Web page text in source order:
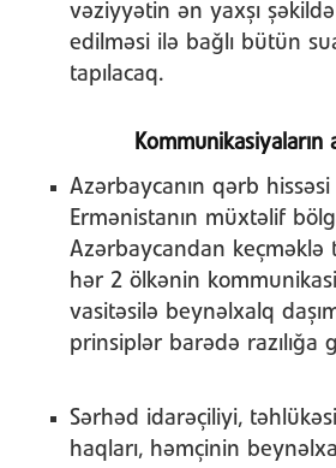
vəziyyətin ən yaxşı
edilməsi ilə bağlı bütün
tapılacaq.
Kommunikasiyaların
Azərbaycanın qərb hissəsi
Ermənistanın müxtəlif
Azərbaycandan keçməklə
hər 2 ölkənin
vasitəsilə beynəlxalq
prinsiplər barədə razılığa
Sərhəd idarəçiliyi,
haqları, həmçinin